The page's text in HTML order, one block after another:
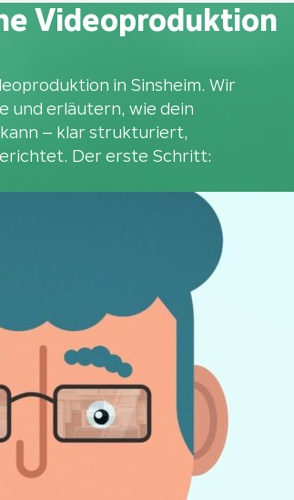
Videoproduktion
in Sinsheim. Wir
und erläutern, wie dein
– klar strukturiert,
Der erste Schritt: